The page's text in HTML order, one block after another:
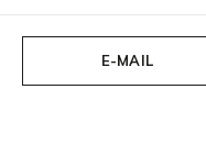
E-MAIL